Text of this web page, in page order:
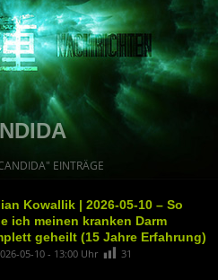
EINTRÄGE
Kowallik | 2026-05-10 – So
ich meinen kranken Darm
geheilt (15 Jahre Erfahrung)
05-10 - 13:00 Uhr 31